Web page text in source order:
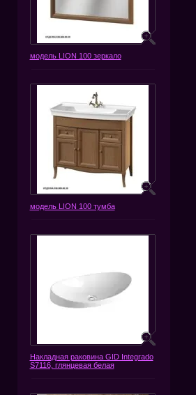
модель LION 100 зеркало
модель LION 100 тумба
Накладная раковина GID Integrado
S7116, глянцевая белая